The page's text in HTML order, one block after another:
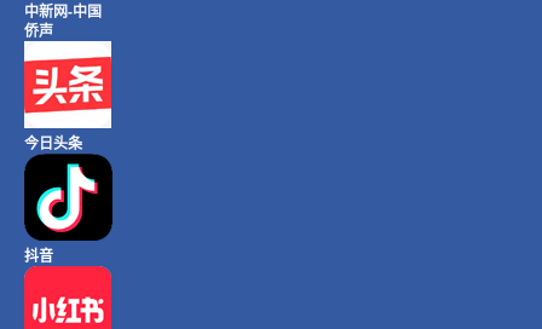
中新网-中国
侨声
今日头条
抖音